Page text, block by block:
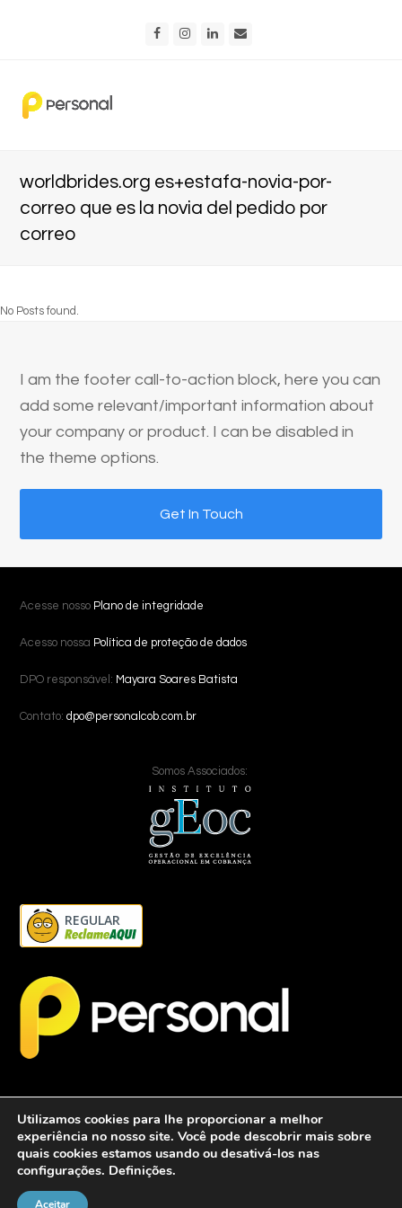
FacebookInstagram
LinkedIn
worldbrides.org es+estafa-novia-por-
correo que es la novia del pedido por
correo
No Posts found.
I am the footer call-to-action block, here you can
add some relevant/important information about
your company or product. I can be disabled in
the theme options.
Get In Touch
Acesse nosso Plano de integridade
Acesso nossa Política de proteção de dados
DPO responsável: Mayara Soares Batista
Contato:dpo@personalcob.com.br
Somos Associados:
REGULAR
2026 - Personalcob - CNPJ: 12.837.042/0001-60- Todos direitos
Utilizamos cookies para lhe proporcionar a melhor
experiência no nosso site. Você pode descobrir mais sobre
quais cookies estamos usando ou desativá-los nas
configurações. Definições.
Aceitar